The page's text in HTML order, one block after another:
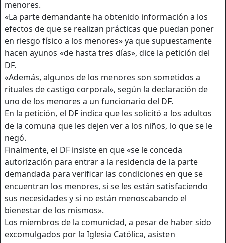
menores.
«La parte demandante ha obtenido información a los
efectos de que se realizan prácticas que puedan poner
en riesgo físico a los menores» ya que supuestamente
hacen ayunos «de hasta tres días», dice la petición del
DF.
«Además, algunos de los menores son sometidos a
rituales de castigo corporal», según la declaración de
uno de los menores a un funcionario del DF.
En la petición, el DF indica que les solicitó a los adultos
de la comuna que les dejen ver a los niños, lo que se le
negó.
Finalmente, el DF insiste en que «se le conceda
autorización para entrar a la residencia de la parte
demandada para verificar las condiciones en que se
encuentran los menores, si se les están satisfaciendo
sus necesidades y si no están menoscabando el
bienestar de los mismos».
Los miembros de la comunidad, a pesar de haber sido
excomulgados por la Iglesia Católica, asisten